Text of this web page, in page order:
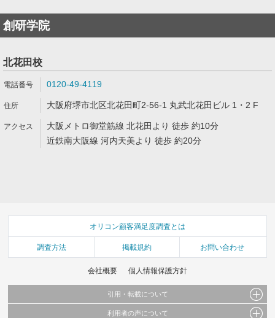
創研学院
北花田校
0120-49-4119
大阪府堺市北区北花田町2-56-1 丸武北花田ビル 1・2 F
大阪メトロ御堂筋線 北花田より 徒歩 約10分
近鉄南大阪線 河内天美より 徒歩 約20分
オリコン顧客満足度調査とは
調査方法 掲載規約 お問い合わせ
会社概要 個人情報保護方針
引用・転載について
当サイトで公開されている情報（文字、写真、イラスト、画像データ等）及びこれらの配
利用者の声について